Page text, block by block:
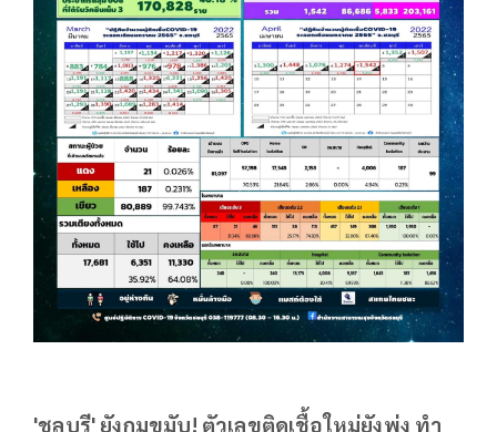
'ชลบุรี' ยังกุมขมับ! ตัวเลขติดเชื้อใหม่ยังพุ่ง ทำ